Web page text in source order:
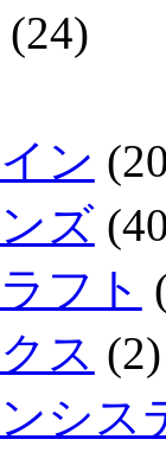
(24)
ン
ズ
フト
ス (2)
シス